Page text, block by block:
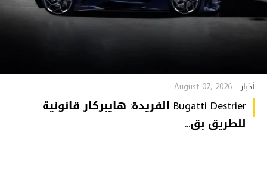
أخبار August 07, 2026
Bugatti Destrier الفريدة: هايبركار قانونية
للطريق بق...